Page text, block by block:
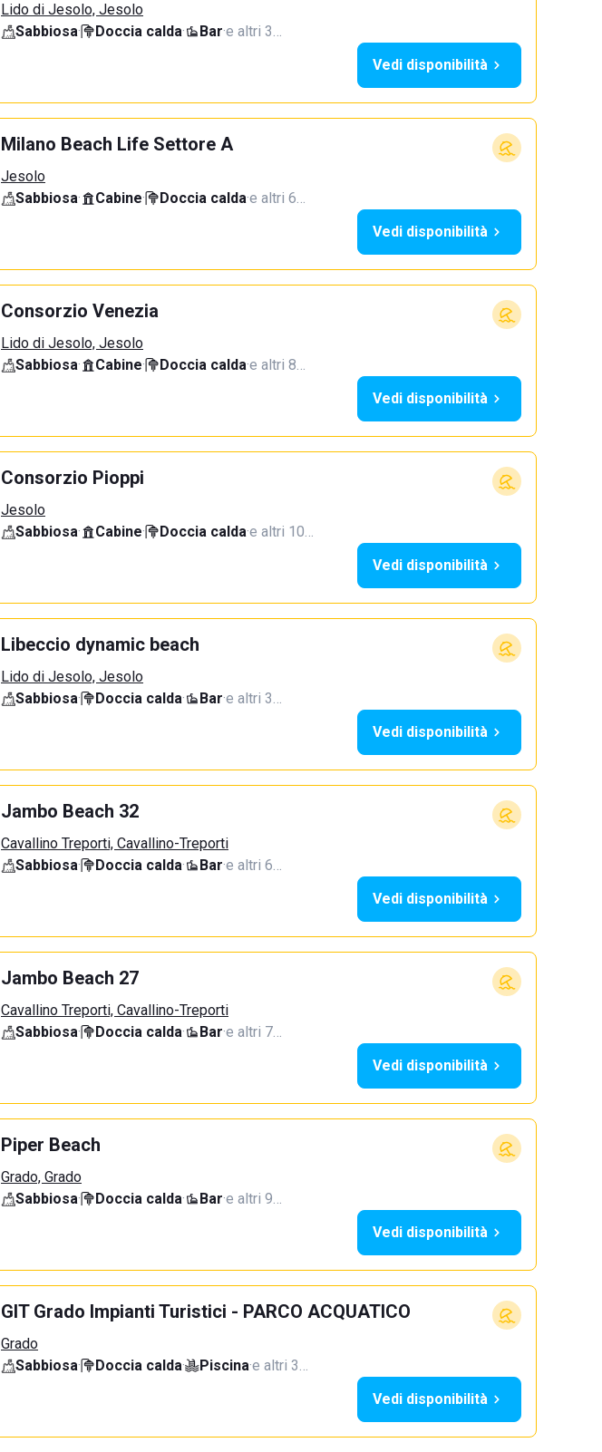
Lido di Jesolo, Jesolo
Sabbiosa· Doccia calda· Bar·e altri 3…
Vedi disponibilità
Milano Beach Life Settore A
Jesolo
Sabbiosa· Cabine· Doccia calda·e altri 6…
Vedi disponibilità
Consorzio Venezia
Lido di Jesolo, Jesolo
Sabbiosa· Cabine· Doccia calda·e altri 8…
Vedi disponibilità
Consorzio Pioppi
Jesolo
Sabbiosa· Cabine· Doccia calda·e altri 10…
Vedi disponibilità
Libeccio dynamic beach
Lido di Jesolo, Jesolo
Sabbiosa· Doccia calda· Bar·e altri 3…
Vedi disponibilità
Jambo Beach 32
Cavallino Treporti, Cavallino-Treporti
Sabbiosa· Doccia calda· Bar·e altri 6…
Vedi disponibilità
Jambo Beach 27
Cavallino Treporti, Cavallino-Treporti
Sabbiosa· Doccia calda· Bar·e altri 7…
Vedi disponibilità
Piper Beach
Grado, Grado
Sabbiosa· Doccia calda· Bar·e altri 9…
Vedi disponibilità
GIT Grado Impianti Turistici - PARCO ACQUATICO
Grado
Sabbiosa· Doccia calda· Piscina·e altri 3…
Vedi disponibilità